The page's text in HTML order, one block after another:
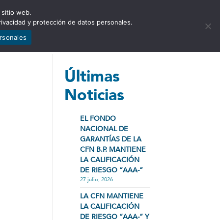
NOTICIAS CONTÁCTENOS
Últimas
Noticias
EL FONDO
NACIONAL DE
GARANTÍAS DE LA
CFN B.P. MANTIENE
LA CALIFICACIÓN
DE RIESGO “AAA-”
27 julio, 2026
LA CFN MANTIENE
LA CALIFICACIÓN
DE RIESGO “AAA-” Y
sitio web.
y protección de datos personales.